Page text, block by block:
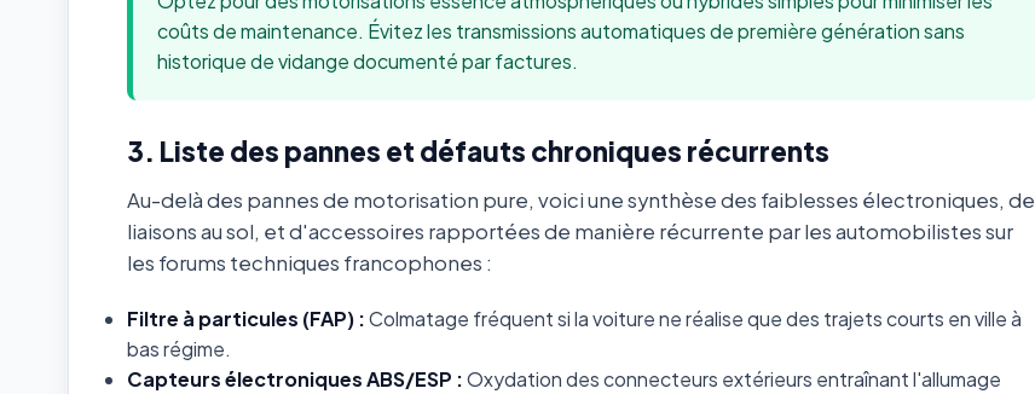
coûts de maintenance. Évitez les transmissions automatiques de première génération sans
historique de vidange documenté par factures.
3. Liste des pannes et défauts chroniques récurrents
Au-delà des pannes de motorisation pure, voici une synthèse des faiblesses électroniques, de
liaisons au sol, et d'accessoires rapportées de manière récurrente par les automobilistes sur
les forums techniques francophones :
Filtre à particules (FAP) :Colmatage fréquent si la voiture ne réalise que des trajets courts en ville à
bas régime.
Capteurs électroniques ABS/ESP :Oxydation des connecteurs extérieurs entraînant l'allumage